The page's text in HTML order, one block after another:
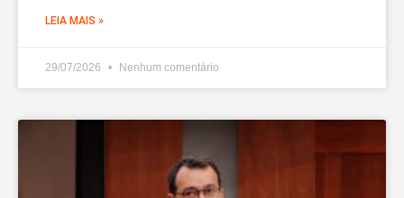
LEIA MAIS »
29/07/2026 Nenhum comentário